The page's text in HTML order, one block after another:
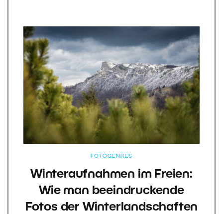
FOTOGENRES
Winteraufnahmen im Freien:
Wie man beeindruckende
Fotos der Winterlandschaften